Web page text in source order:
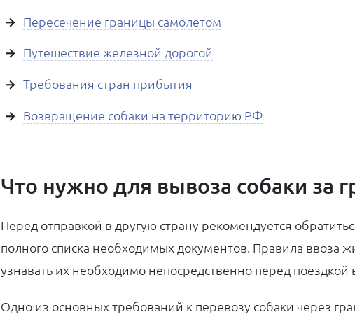
Пересечение границы самолетом
Путешествие железной дорогой
Требования стран прибытия
Возвращение собаки на территорию РФ
Что нужно для вывоза собаки за
Перед отправкой в другую страну рекомендуется
полного списка необходимых документов. Правила ввоза
узнавать их необходимо непосредственно перед
Одно из основных требований к перевозу собаки через